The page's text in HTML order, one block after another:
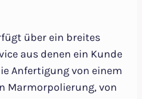
über ein breites
aus denen ein Kunde
Anfertigung von einem
Marmorpolierung, von